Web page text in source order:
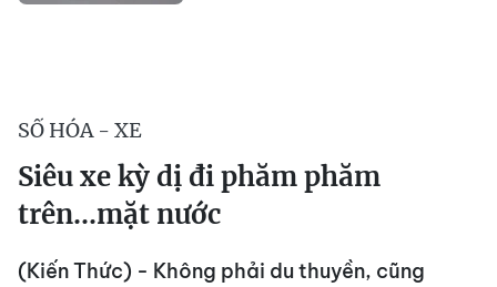
SỐ HÓA - XE
Siêu xe kỳ dị đi phăm phăm
trên...mặt nước
(Kiến Thức) - Không phải du thuyền, cũng